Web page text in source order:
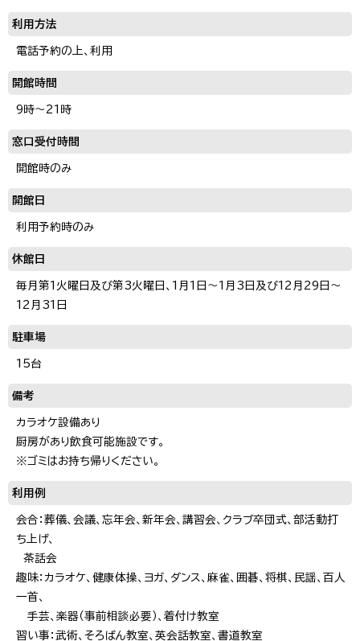
利用方法
電話予約の上、利用
開館時間
9時～21時
窓口受付時間
開館時のみ
開館日
利用予約時のみ
休館日
毎月第1火曜日及び第3火曜日、1月1日～1月3日及び12月29日～
12月31日
駐車場
15台
備考
カラオケ設備あり
厨房があり飲食可能施設です。
※ゴミはお持ち帰りください。
利用例
会合：葬儀、会議、忘年会、新年会、講習会、クラブ卒団式、部活動打
ち上げ、
茶話会
趣味：カラオケ、健康体操、ヨガ、ダンス、麻雀、囲碁、将棋、民謡、百人
一首、
手芸、楽器（事前相談必要）、着付け教室
習い事：武術、そろばん教室、英会話教室、書道教室